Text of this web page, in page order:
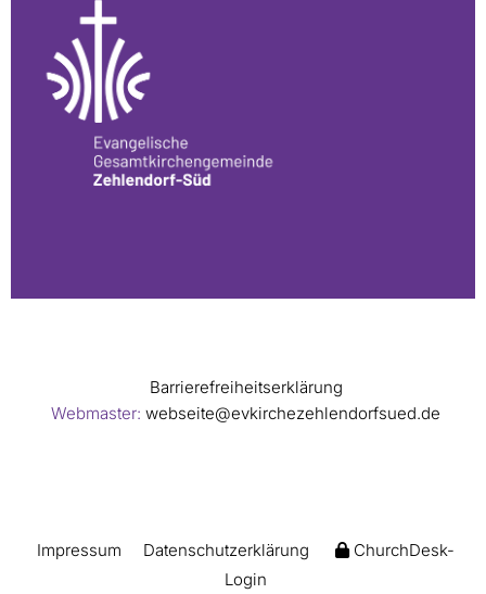
Barrierefreiheitserklärung
Webmaster: webseite@evkirchezehlendorfsued.de
Impressum Datenschutzerklärung
ChurchDesk-
Login